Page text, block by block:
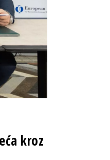
kroz